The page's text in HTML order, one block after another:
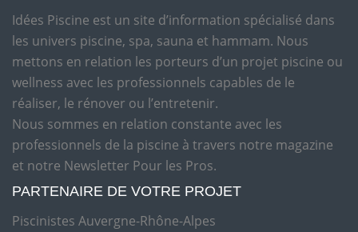
Idées Piscine est un site d’information spécialisé dans
les univers piscine, spa, sauna et hammam. Nous
mettons en relation les porteurs d’un projet piscine ou
wellness avec les professionnels capables de le
réaliser, le rénover ou l’entretenir.
Nous sommes en relation constante avec les
professionnels de la piscine à travers notre magazine
et notre Newsletter Pour les Pros.
PARTENAIRE DE VOTRE PROJET
Piscinistes Auvergne-Rhône-Alpes